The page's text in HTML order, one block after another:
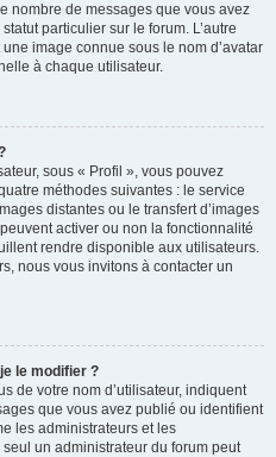
nombre de messages que vous avez
particulier sur le forum. L’autre
image connue sous le nom d’avatar
à chaque utilisateur.
sous « Profil », vous pouvez
méthodes suivantes : le service
distantes ou le transfert d’images
activer ou non la fonctionnalité
rendre disponible aux utilisateurs.
nous vous invitons à contacter un
le modifier ?
de votre nom d’utilisateur, indiquent
que vous avez publié ou identifient
les administrateurs et les
un administrateur du forum peut